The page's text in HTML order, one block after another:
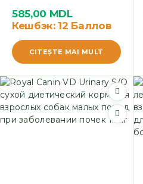
585,00 MDL
Кешбэк:12 Баллов
CITEŞTE MAI MULT